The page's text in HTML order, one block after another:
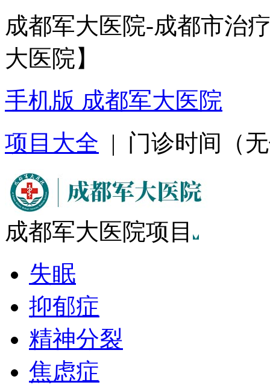
成都军大医院-成都市治
大医院】
手机版 成都军大医院
项目大全 | 门诊时间（
成都军大医院项目
失眠
抑郁症
精神分裂
焦虑症